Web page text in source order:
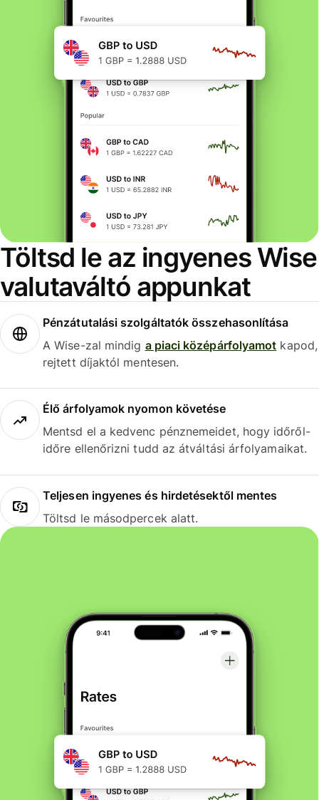
Töltsd le az ingyenes Wise
valutaváltó appunkat
Pénzátutalási szolgáltatók összehasonlítása
A Wise-zal mindig a piaci középárfolyamot kapod,
rejtett díjaktól mentesen.
Élő árfolyamok nyomon követése
Mentsd el a kedvenc pénznemeidet, hogy időről-
időre ellenőrizni tudd az átváltási árfolyamaikat.
Teljesen ingyenes és hirdetésektől mentes
Töltsd le másodpercek alatt.